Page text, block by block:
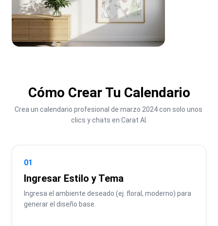
Cómo Crear Tu Calendario
Crea un calendario profesional de marzo 2024 con solo unos
clics y chats en Carat AI.
01
Ingresar Estilo y Tema
Ingresa el ambiente deseado (ej. floral, moderno) para
generar el diseño base.